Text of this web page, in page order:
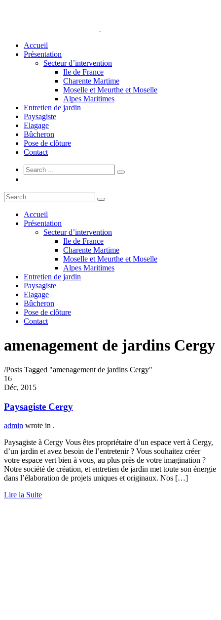
Accueil
Présentation
Secteur d’intervention
Ile de France
Charente Martime
Moselle et Meurthe et Moselle
Alpes Maritimes
Entretien de jardin
Paysagiste
Elagage
Bûcheron
Pose de clôture
Contact
Accueil
Présentation
Secteur d’intervention
Ile de France
Charente Martime
Moselle et Meurthe et Moselle
Alpes Maritimes
Entretien de jardin
Paysagiste
Elagage
Bûcheron
Pose de clôture
Contact
amenagement de jardins Cergy
/Posts Tagged "amenagement de jardins Cergy"
16
Déc, 2015
Paysagiste Cergy
admin wrote in .
Paysagiste à Cergy Vous êtes propriétaire d’un espace vert à Cergy,
d’un jardin et avez besoin de l’entretenir ? Vous souhaitez créer
votre espace vert bien à vous, au plus près de votre imagination ?
Notre société de création, et entretien de jardin met toute son énergie
dans l’élaboration de projets uniques et originaux. Nos […]
Lire la Suite